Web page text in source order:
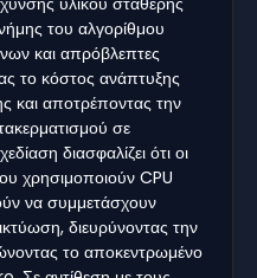
του αλγορίθμου
και απρόβλεπτες
το κόστος ανάπτυξης
και αποτρέποντας την
σε
διασφαλίζει ότι οι
χρησιμοποιούν CPU
να συμμετάσχουν
διευρύνοντας την
το αποκεντρωμένο